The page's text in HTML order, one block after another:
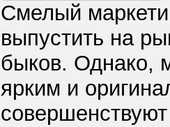
Смелый
выпустить на
быков. Однако,
ярким и